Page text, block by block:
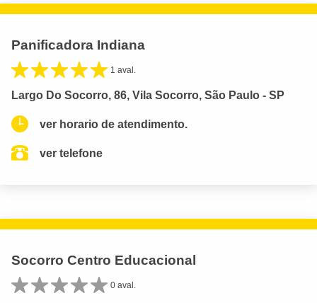
Panificadora Indiana
1 aval.
Largo Do Socorro, 86, Vila Socorro, São Paulo - SP
ver horario de atendimento.
ver telefone
Socorro Centro Educacional
0 aval.